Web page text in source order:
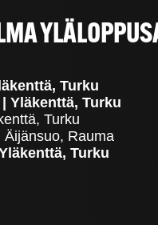
Turku
Yläkenttä, Turku
Turku
Rauma
Turku